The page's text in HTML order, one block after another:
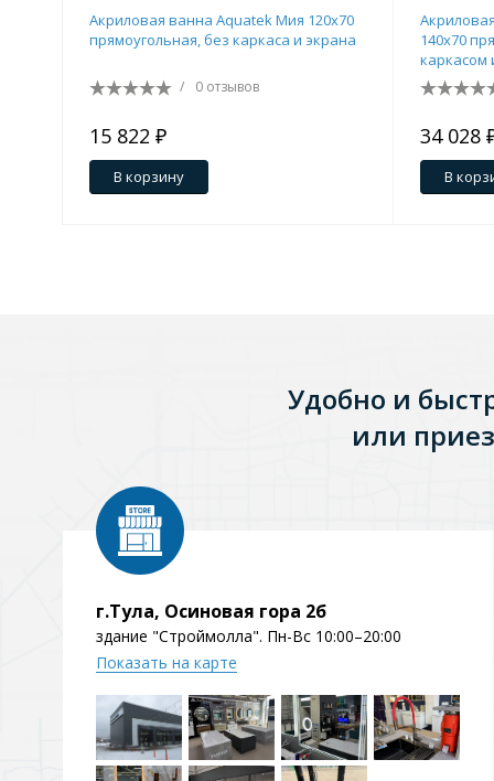
Акриловая ванна Aquatek Мия 120x70
прямоугольная, без каркаса и экрана
/ 0 отзывов
15 822 ₽
В корзину
140x70
каркасом
34 028
В
Удобно и
или
г.Тула, Осиновая гора 2б
здание "Строймолла". Пн-Вс 10:00–20:00
Показать на карте